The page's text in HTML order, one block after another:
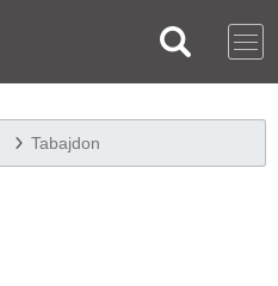
Tabajdon